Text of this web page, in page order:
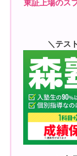
東証上場のス
＼テス